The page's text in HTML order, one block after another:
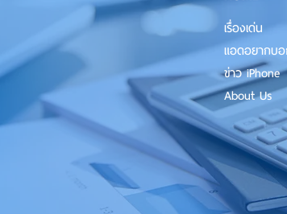
เรื่องเด่น
แอดอยากบ
ข่าว iPhone
About Us